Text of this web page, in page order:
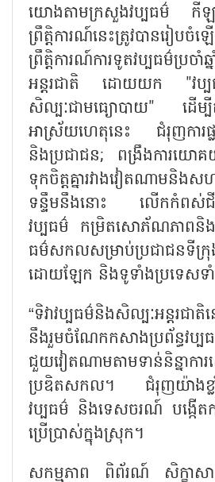
យោងតាមក្រសួងវប្បធម៌
ព្រឹត្តិការណ៍នេះត្រូវបានរៀបចំ
ព្រឹត្តិការណ៍ការទូតវប្បធម៌ប្
អន្តរជាតិ ដោយយក "វប្បធ
សិល្បៈជាមធ្យោបាយ" ដើម្បីត
អាស្រ័យហេតុនេះ ជំរុញការផ្លា
និងប្រជាជន; ពង្រឹងការយោ
ទុកចិត្តគ្នារវាងវៀតណាមនិងស
ទន្ទឹមនឹងនោះ លើកកំពស់ជីវ
វប្បធម៌ កម្រិតសោភ័ណភាពនិ
ធម៌សកលសម្រាប់ប្រជាជនទី
ដោយឡែក និងទូទាំងប្រទេស
“ទិវាវប្បធម៌និងសិល្បៈអន្តរជ
នឹងរួមចំណែកកសាងប្រព័ន្ធវប្ប
ជួយវៀតណាមតាមទាន់និន្នាការស
ប្រឌិតសកល។ ជំរុញយ៉ាងខ្ល
វប្បធម៌ និងទេសចរណ៍ បង្កើតក
ប្រើប្រាស់ក្នុងស្រុក។
សកម្មភាព ពិព័រណ៍ សិក្ខ